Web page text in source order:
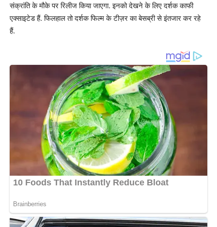
संक्रांति के मौके पर रिलीज किया जाएगा. इनको देखने के लिए दर्शक काफी
एक्साइटेड हैं. फिलहाल तो दर्शक फिल्म के टीज़र का बेसब्री से इंतजार कर रहे
हैं.